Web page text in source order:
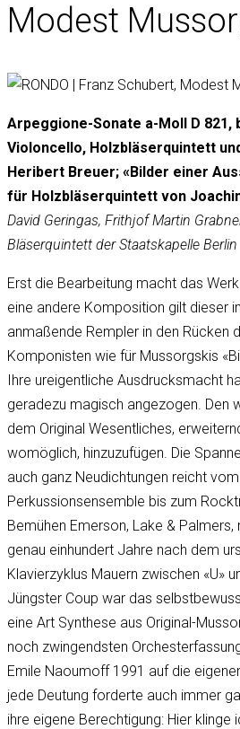
Modest
Arpeggione-Sonate a-Moll D
Violoncello, Holzbläserquintett
Heribert Breuer; «Bilder einer
für Holzbläserquintett von
David Geringas, Frithjof Martin
Bläserquintett der Staatskapelle Berlin
Erst die Bearbeitung macht das
eine andere Komposition gilt dieser
anmaßende Rempler in den Rücken
Komponisten wie für Mussorgskis
Ihre ureigentliche Ausdrucksmacht
geradezu magisch angezogen. Den
dem Original Wesentliches,
womöglich, hinzuzufügen. Die
auch ganz Neudichtungen reicht
Perkussionsensemble bis zum
Bemühen Emerson, Lake &
genau einhundert Jahre nach dem
Klavierzyklus Mauern zwischen «U»
Jüngster Coup war das
eine Art Synthese aus Original-
noch zwingendsten
Emile Naoumoff 1991 auf die
jede Deutung forderte auch immer
ihre eigene Berechtigung: Hier klinge